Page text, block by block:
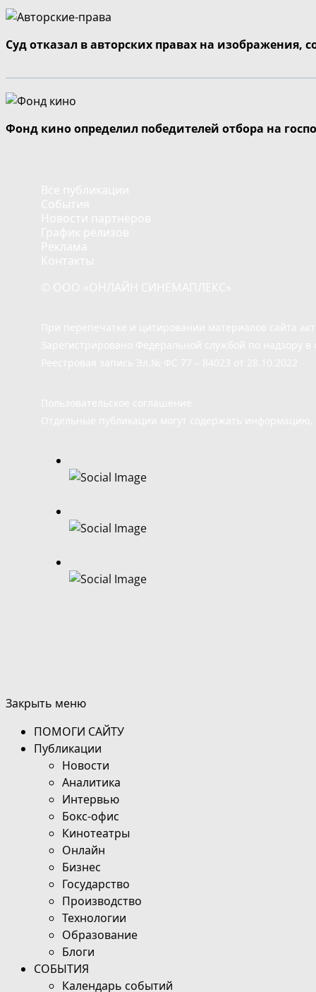
Суд отказал в авторских правах на изображения,
Фонд кино определил победителей отбора на
Закрыть меню
ПОМОГИ САЙТУ
Публикации
Новости
Аналитика
Интервью
Бокс-офис
Кинотеатры
Онлайн
Бизнес
Государство
Производство
Технологии
Образование
Блоги
СОБЫТИЯ
Календарь событий